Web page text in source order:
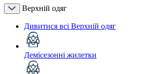
Верхній одяг
Дивитися всі Верхній одяг
Демісезонні жилетки